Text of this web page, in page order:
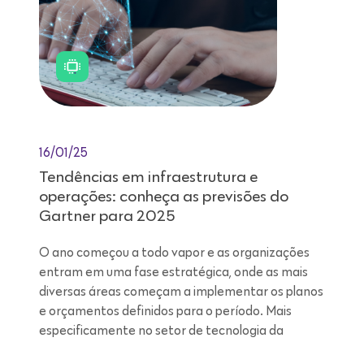
16/01/25
Tendências em infraestrutura e
operações: conheça as previsões do
Gartner para 2025
O ano começou a todo vapor e as organizações
entram em uma fase estratégica, onde as mais
diversas áreas começam a implementar os planos
e orçamentos definidos para o período. Mais
especificamente no setor de tecnologia da